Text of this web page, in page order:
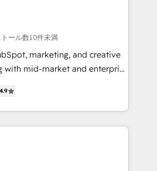
aborde chaque projet
total, alignant processus
et guidant vos équipes à
tout en centrant vos objectifs
et intégrons parfaitement
Pour toute
ール数10件未満
marketing, and creative
with mid-market and enterprise
and teams that turn
engine. Named
of the Year in 2024,
15 years in the ecosystem,
4.9